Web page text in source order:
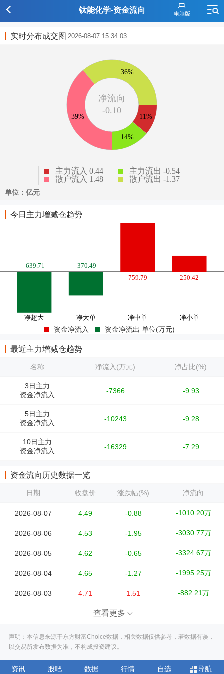
钛能化学-资金流向
实时分布成交图 2026-08-07 15:34:03
今日主力增减仓趋势
资金净流入 资金净流出 单位(万元)
最近主力增减仓趋势
名称 净流入(万元) 净占比(%)
3日主力
资金净流入
-7366 -9.93
5日主力
资金净流入
-10243 -9.28
10日主力
资金净流入
-16329 -7.29
资金流向历史数据一览
日期 收盘价 涨跌幅(%) 净流向
2026-08-07 4.49 -0.88 -1010.20万
2026-08-06 4.53 -1.95 -3030.77万
2026-08-05 4.62 -0.65 -3324.67万
2026-08-04 4.65 -1.27 -1995.25万
2026-08-03 4.71 1.51 -882.21万
查看更多
声明：本信息来源于东方财富Choice数据，相关数据仅供参考，若数据有误，
以交易所发布数据为准，不构成投资建议。
资讯 股吧 数据 行情 自选 导航